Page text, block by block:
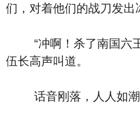
们，对着他们的战刀发出
“冲啊！杀了南国六王
伍长高声叫道。
话音刚落，人人如潮